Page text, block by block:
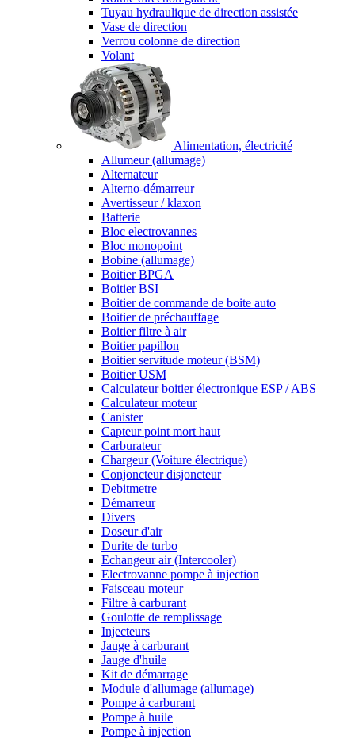
Tuyau hydraulique de direction assistée
Vase de direction
Verrou colonne de direction
Volant
Alimentation, électricité
Allumeur (allumage)
Alternateur
Alterno-démarreur
Avertisseur / klaxon
Batterie
Bloc electrovannes
Bloc monopoint
Bobine (allumage)
Boitier BPGA
Boitier BSI
Boitier de commande de boite auto
Boitier de préchauffage
Boitier filtre à air
Boitier papillon
Boitier servitude moteur (BSM)
Boitier USM
Calculateur boitier électronique ESP / ABS
Calculateur moteur
Canister
Capteur point mort haut
Carburateur
Chargeur (Voiture électrique)
Conjoncteur disjoncteur
Debitmetre
Démarreur
Divers
Doseur d'air
Durite de turbo
Echangeur air (Intercooler)
Electrovanne pompe à injection
Faisceau moteur
Filtre à carburant
Goulotte de remplissage
Injecteurs
Jauge à carburant
Jauge d'huile
Kit de démarrage
Module d'allumage (allumage)
Pompe à carburant
Pompe à huile
Pompe à injection